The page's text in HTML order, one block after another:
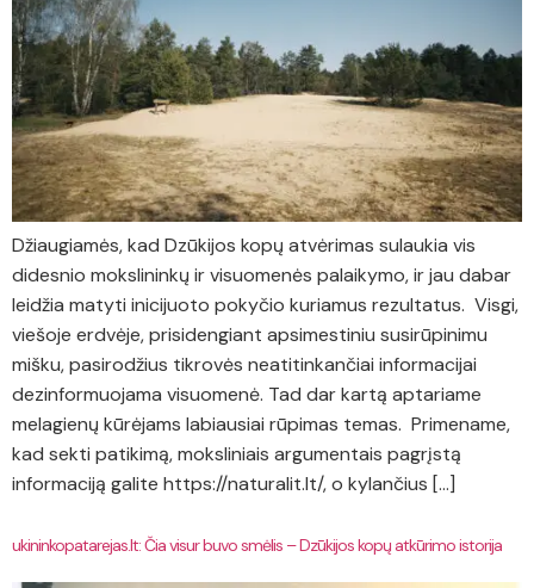
Džiaugiamės, kad Dzūkijos kopų atvėrimas sulaukia vis
didesnio mokslininkų ir visuomenės palaikymo, ir jau dabar
leidžia matyti inicijuoto pokyčio kuriamus rezultatus. Visgi,
viešoje erdvėje, prisidengiant apsimestiniu susirūpinimu
mišku, pasirodžius tikrovės neatitinkančiai informacijai
dezinformuojama visuomenė. Tad dar kartą aptariame
melagienų kūrėjams labiausiai rūpimas temas. Primename,
kad sekti patikimą, moksliniais argumentais pagrįstą
informaciją galite https://naturalit.lt/, o kylančius […]
ukininkopatarejas.lt: Čia visur buvo smėlis – Dzūkijos kopų atkūrimo istorija